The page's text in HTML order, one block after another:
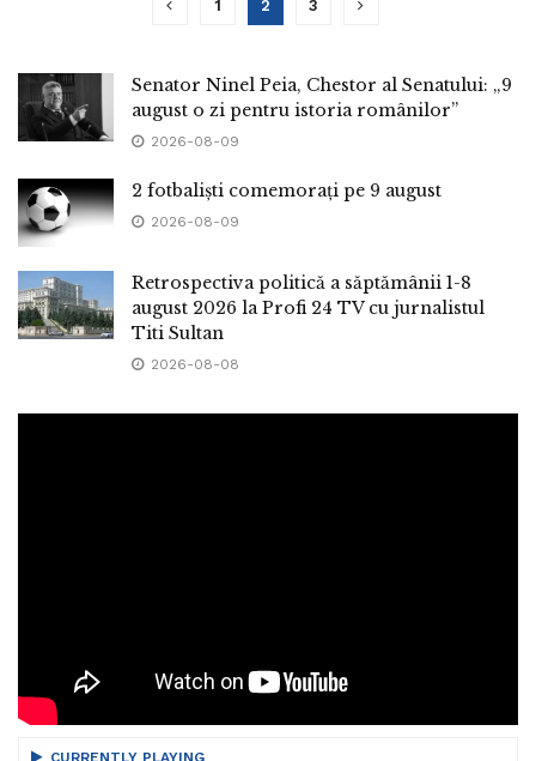
1 2 3
Senator Ninel Peia, Chestor al Senatului: „9
august o zi pentru istoria românilor”
2026-08-09
2 fotbaliști comemorați pe 9 august
2026-08-09
Retrospectiva politică a săptămânii 1-8
august 2026 la Profi 24 TV cu jurnalistul
Titi Sultan
2026-08-08
CURRENTLY PLAYING